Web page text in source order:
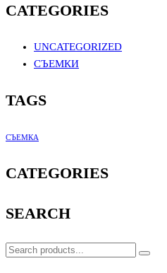
CATEGORIES
UNCATEGORIZED
СЪЕМКИ
TAGS
СЪЕМКА
CATEGORIES
SEARCH